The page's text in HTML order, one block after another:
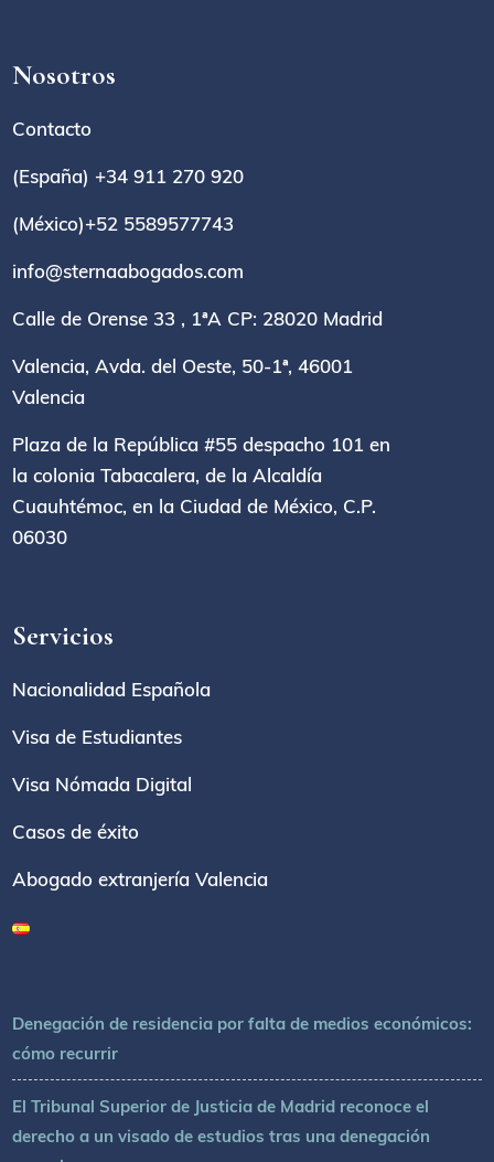
Nosotros
Contacto
(España) +34 911 270 920
(México)+52 5589577743
info@sternaabogados.com
Calle de Orense 33 , 1ªA CP: 28020 Madrid
Valencia, Avda. del Oeste, 50-1ª, 46001
Valencia
Plaza de la República #55 despacho 101 en
la colonia Tabacalera, de la Alcaldía
Cuauhtémoc, en la Ciudad de México, C.P.
06030
Servicios
Nacionalidad Española
Visa de Estudiantes
Visa Nómada Digital
Casos de éxito
Abogado extranjería Valencia
Denegación de residencia por falta de medios económicos:
cómo recurrir
El Tribunal Superior de Justicia de Madrid reconoce el
derecho a un visado de estudios tras una denegación